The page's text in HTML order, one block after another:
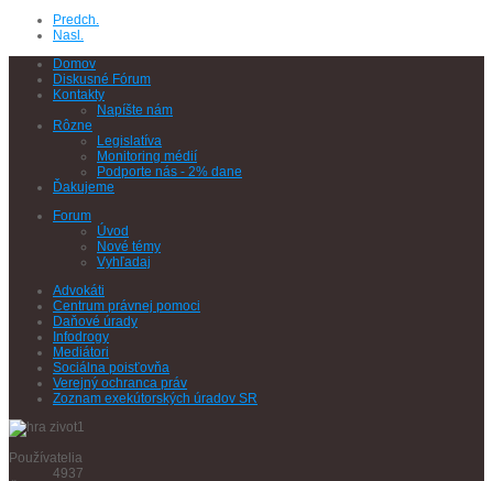
Predch.
Nasl.
Domov
Diskusné Fórum
Kontakty
Napíšte nám
Rôzne
Legislatíva
Monitoring médií
Podporte nás - 2% dane
Ďakujeme
Forum
Úvod
Nové témy
Vyhľadaj
Advokáti
Centrum právnej pomoci
Daňové úrady
Infodrogy
Mediátori
Sociálna poisťovňa
Verejný ochranca práv
Zoznam exekútorských úradov SR
Používatelia
4937